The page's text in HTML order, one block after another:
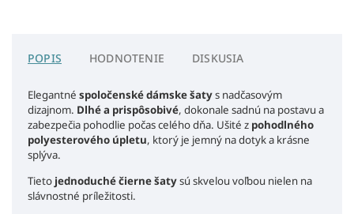
POPIS HODNOTENIE DISKUSIA
Elegantné spoločenské dámske šatys nadčasovým
dizajnom. Dlhé a prispôsobivé, dokonale sadnú na postavu a
zabezpečia pohodlie počas celého dňa. Ušité z pohodlného
polyesterového úpletu, ktorý je jemný na dotyk a krásne
splýva.
Tieto jednoduché čierne šatysú skvelou voľbou nielen na
slávnostné príležitosti.